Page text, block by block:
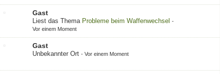
Gast
Liest das Thema Probleme beim Waffenwechsel -
Vor einem Moment
Gast
Unbekannter Ort - Vor einem Moment